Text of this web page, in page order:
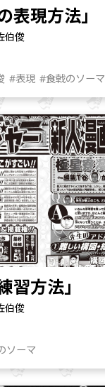
表現方法」
伯俊
#表現 #食戟のソーマ
習方法」
伯俊
ソーマ